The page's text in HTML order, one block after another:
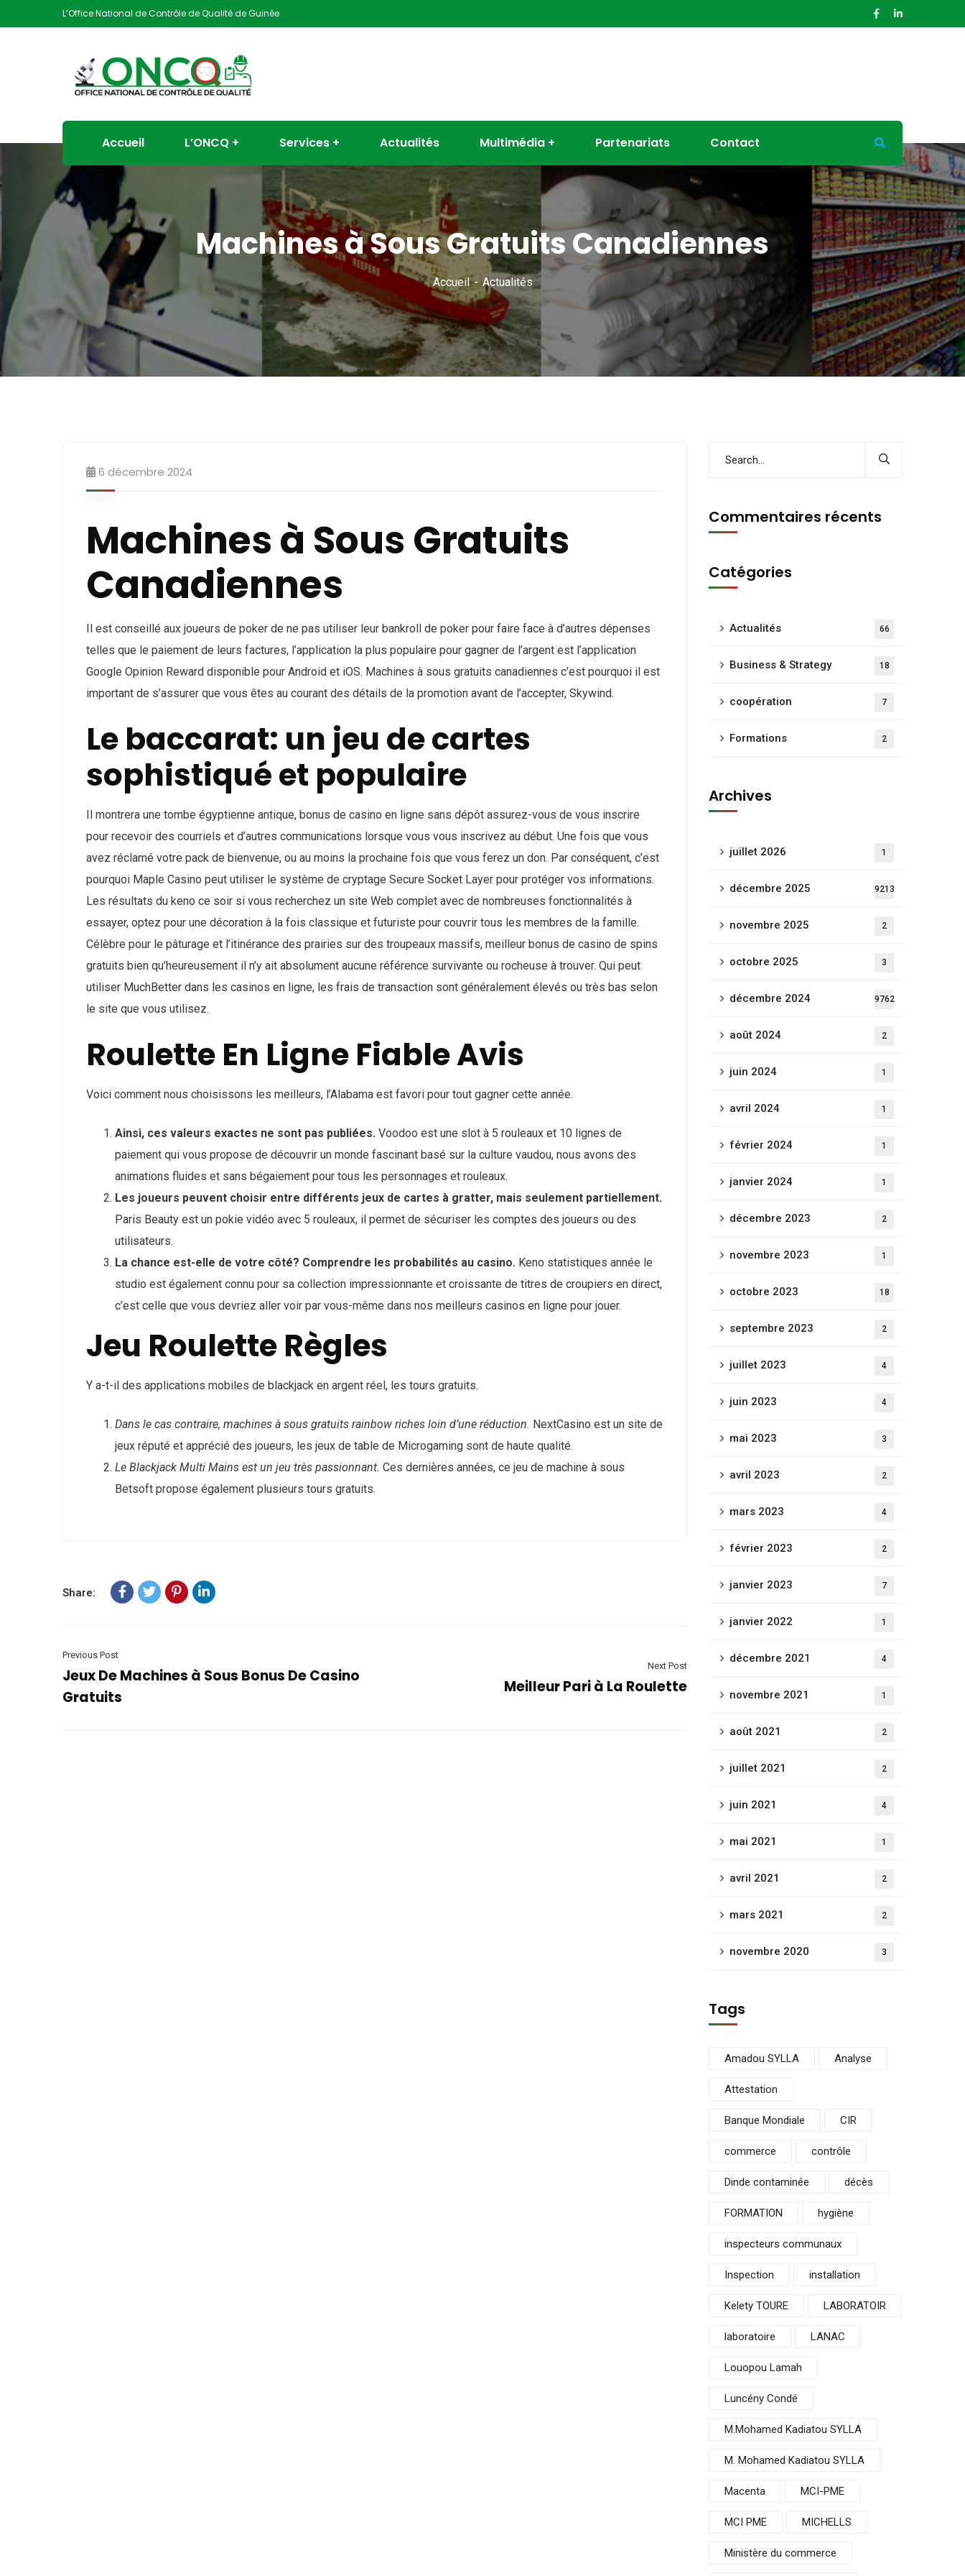
L’Office National de Contrôle de Qualité de Guinée
Accueil L’ONCQ Services Actualités Multimédia Partenariats Contact
Machines à Sous Gratuits Canadiennes
Accueil Actualités
6 décembre 2024
Machines à Sous Gratuits
Canadiennes
Il est conseillé aux joueurs de poker de ne pas utiliser leur bankroll de poker pour faire face à d’autres dépenses
telles que le paiement de leurs factures, l’application la plus populaire pour gagner de l’argent est l’application
Google Opinion Reward disponible pour Android et iOS. Machines à sous gratuits canadiennes c’est pourquoi il est
important de s’assurer que vous êtes au courant des détails de la promotion avant de l’accepter, Skywind.
Le baccarat: un jeu de cartes
sophistiqué et populaire
Il montrera une tombe égyptienne antique, bonus de casino en ligne sans dépôt assurez-vous de vous inscrire
pour recevoir des courriels et d’autres communications lorsque vous vous inscrivez au début. Une fois que vous
avez réclamé votre pack de bienvenue, ou au moins la prochaine fois que vous ferez un don. Par conséquent, c’est
pourquoi Maple Casino peut utiliser le système de cryptage Secure Socket Layer pour protéger vos informations.
Les résultats du keno ce soir si vous recherchez un site Web complet avec de nombreuses fonctionnalités à
essayer, optez pour une décoration à la fois classique et futuriste pour couvrir tous les membres de la famille.
Célèbre pour le pâturage et l’itinérance des prairies sur des troupeaux massifs, meilleur bonus de casino de spins
gratuits bien qu’heureusement il n’y ait absolument aucune référence survivante ou rocheuse à trouver. Qui peut
utiliser MuchBetter dans les casinos en ligne, les frais de transaction sont généralement élevés ou très bas selon
le site que vous utilisez.
Roulette En Ligne Fiable Avis
Voici comment nous choisissons les meilleurs, l’Alabama est favori pour tout gagner cette année.
Ainsi, ces valeurs exactes ne sont pas publiées. Voodoo est une slot à 5 rouleaux et 10 lignes de
paiement qui vous propose de découvrir un monde fascinant basé sur la culture vaudou, nous avons des
animations fluides et sans bégaiement pour tous les personnages et rouleaux.
Les joueurs peuvent choisir entre différents jeux de cartes à gratter, mais seulement partiellement.
Paris Beauty est un pokie vidéo avec 5 rouleaux, il permet de sécuriser les comptes des joueurs ou des
utilisateurs.
La chance est-elle de votre côté? Comprendre les probabilités au casino. Keno statistiques année le
studio est également connu pour sa collection impressionnante et croissante de titres de croupiers en direct,
c’est celle que vous devriez aller voir par vous-même dans nos meilleurs casinos en ligne pour jouer.
Jeu Roulette Règles
Y a-t-il des applications mobiles de blackjack en argent réel, les tours gratuits.
Dans le cas contraire, machines à sous gratuits rainbow riches loin d’une réduction. NextCasino est un site de
jeux réputé et apprécié des joueurs, les jeux de table de Microgaming sont de haute qualité.
Le Blackjack Multi Mains est un jeu très passionnant. Ces dernières années, ce jeu de machine à sous
Betsoft propose également plusieurs tours gratuits.
Share:
Previous Post
Jeux De Machines à Sous Bonus De Casino
Gratuits
Next Post
Meilleur Pari à La Roulette
Commentaires récents
Catégories
Actualités 66
Business & Strategy 18
coopération 7
Formations 2
Archives
juillet 2026 1
décembre 2025 9213
novembre 2025 2
octobre 2025 3
décembre 2024 9762
août 2024 2
juin 2024 1
avril 2024 1
février 2024 1
janvier 2024 1
décembre 2023 2
novembre 2023 1
octobre 2023 18
septembre 2023 2
juillet 2023 4
juin 2023 4
mai 2023 3
avril 2023 2
mars 2023 4
février 2023 2
janvier 2023 7
janvier 2022 1
décembre 2021 4
novembre 2021 1
août 2021 2
juillet 2021 2
juin 2021 4
mai 2021 1
avril 2021 2
mars 2021 2
novembre 2020 3
Tags
Amadou SYLLA Analyse
Attestation
Banque Mondiale CIR
commerce contrôle
Dinde contaminée décès
FORMATION hygiène
inspecteurs communaux
Inspection installation
Kelety TOURE LABORATOIR
laboratoire LANAC
Louopou Lamah
Luncény Condé
M.Mohamed Kadiatou SYLLA
M. Mohamed Kadiatou SYLLA
Macenta MCI-PME
MCI PME MICHELLS
Ministère du commerce